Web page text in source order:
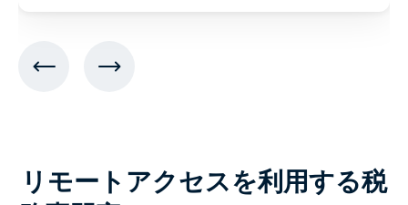
リモートアクセスを利用する税